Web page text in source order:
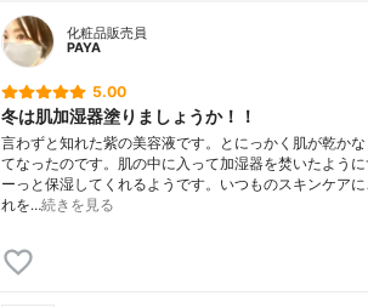
化粧品販売員
PAYA
5.00
冬は肌加湿器塗りましょうか！！
言わずと知れた紫の美容液です。とにっかく肌が乾かな
てなったのです。肌の中に入って加湿器を焚いたよう
ーっと保湿してくれるようです。いつものスキンケアに
れを…続きを見る